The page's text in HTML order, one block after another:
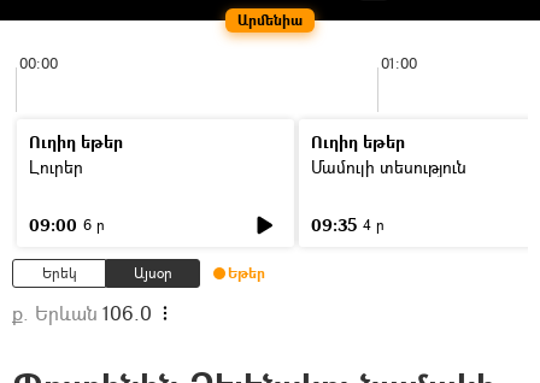
Արմենիա
00:00 01:00
Ուղիղ եթեր
Լուրեր
09:00 6 ր
Ուղիղ եթեր
Մամուլի տեսություն
09:35 4 ր
Երեկ Այսօր Եթեր
ք. Երևան 106.0